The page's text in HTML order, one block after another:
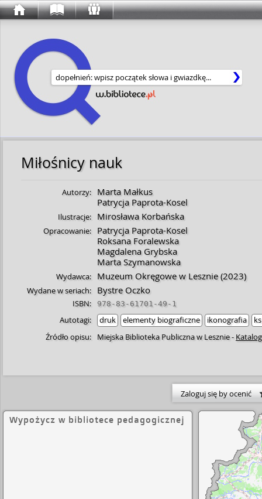
Wyszukaj w serwisie
Miłośnicy nauk
Autorzy:
Marta Małkus
Patrycja Paprota-Kosel
Ilustracje: Mirosława Korbańska
Opracowanie:
Patrycja Paprota-Kosel
Roksana Foralewska
Magdalena Grybska
Marta Szymanowska
Wydawca: Muzeum Okręgowe w Lesznie(2023)
Wydane w seriach: Bystre Oczko
ISBN: 978-83-61701-49-1
Autotagi: druk elementy biograficzne ikonografia
Źródło opisu:
Miejska Biblioteka Publiczna w Lesznie-
Zaloguj się by ocenić
Wypożycz w bibliotece pedagogicznej